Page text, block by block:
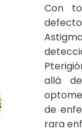
Con
allá
de
rara